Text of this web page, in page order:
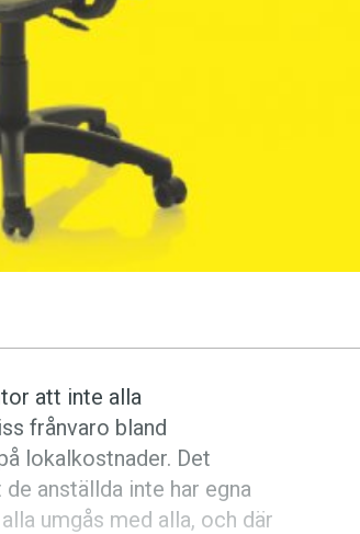
digitalt
att inte alla
frånvaro bland
lokalkostnader. Det
anställda inte har egna
umgås med alla, och där